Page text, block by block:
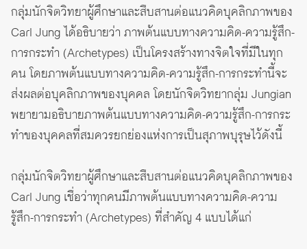
กลุ่มนักจิตวิทยาผู้ศึกษาและสืบสานต่อแนวคิดบุคลิกภาพของ
Carl Jung ได้อธิบายว่า ภาพต้นแบบทางความคิด-ความรู้สึก-
การกระทำ (Archetypes) เป็นโครงสร้างทางจิตใจที่มีในทุก
คน โดยภาพต้นแบบทางความคิด-ความรู้สึก-การกระทำนี้จะ
ส่งผลต่อบุคลิกภาพของบุคคล โดยนักจิตวิทยากลุ่ม Jungian
พยายามอธิบายภาพต้นแบบทางความคิด-ความรู้สึก-การกระ
ทำของบุคคลที่สมควรยกย่องแห่งการเป็นสุภาพบุรุษไว้ดังนี้
กลุ่มนักจิตวิทยาผู้ศึกษาและสืบสานต่อแนวคิดบุคลิกภาพของ
Carl Jung เชื่อว่าทุกคนมีภาพต้นแบบทางความคิด-ความ
รู้สึก-การกระทำ (Archetypes) ที่สำคัญ 4 แบบได้แก่